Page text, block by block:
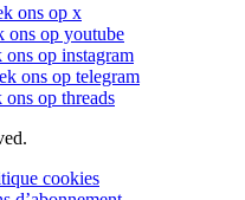
ons op x
ons op youtube
ons op instagram
ons op telegram
ons op threads
cookies